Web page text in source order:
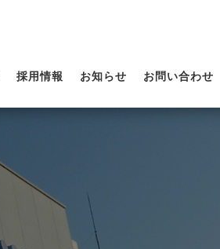
採用情報 お知らせ お問い合わせ